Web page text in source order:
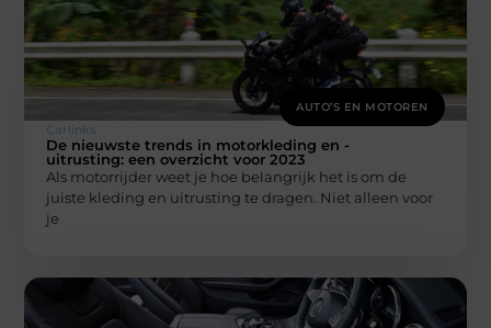
AUTO’S EN MOTOREN
Carlinks
De nieuwste trends in motorkleding en -
uitrusting: een overzicht voor 2023
Als motorrijder weet je hoe belangrijk het is om de
juiste kleding en uitrusting te dragen. Niet alleen voor
je